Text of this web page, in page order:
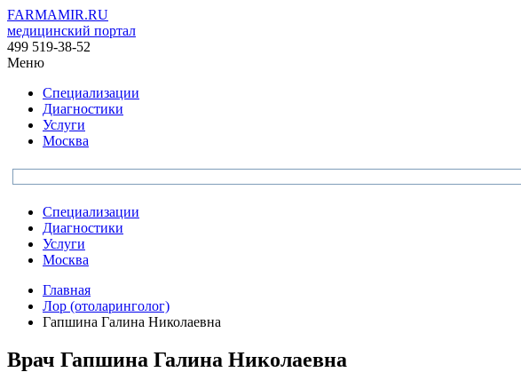
FARMAMIR.RU
медицинский портал
499 519-38-52
Меню
Специализации
Диагностики
Услуги
Москва
Специализации
Диагностики
Услуги
Москва
Главная
Лор (отоларинголог)
Гапшина Галина Николаевна
Врач Гапшина Галина Николаевна